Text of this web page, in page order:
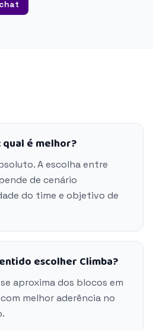
qual é melhor?
A escolha entre
de cenário
do time e objetivo de
escolher Climba?
aproxima dos blocos em
melhor aderência no